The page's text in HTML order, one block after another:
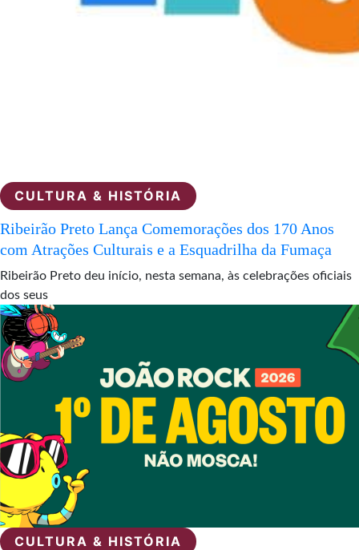
CULTURA & HISTÓRIA
Ribeirão Preto Lança Comemorações dos 170 Anos
com Atrações Culturais e a Esquadrilha da Fumaça
Ribeirão Preto deu início, nesta semana, às celebrações oficiais
dos seus
CULTURA & HISTÓRIA